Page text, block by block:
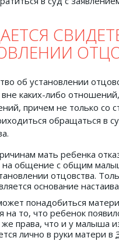
об установлении
каких-либо
причем не только со
обращаться в
мать ребенка
на общение с общим
отцовства.
основание
понадобиться
то, что ребенок
же права, что и у малыша
лично в руки матери в